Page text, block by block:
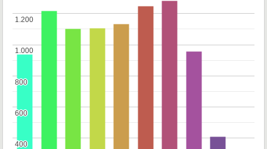
400
400
600
600
800
800
1.000
1.000
1.200
1.200